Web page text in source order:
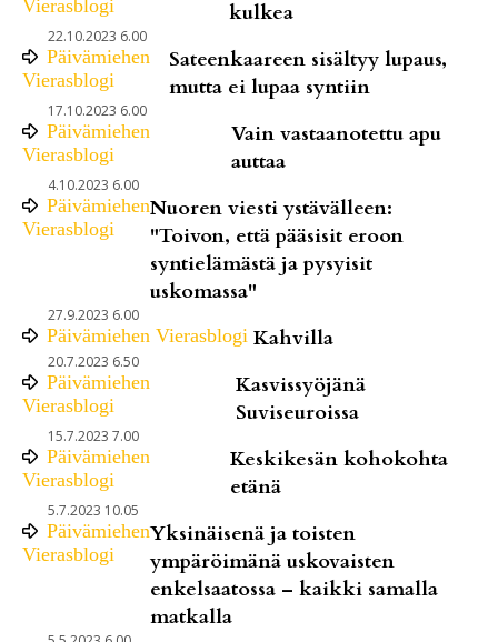
Vierasblogi
kulkea
22.10.2023 6.00
Päivämiehen
Vierasblogi
Sateenkaareen sisältyy lupaus,
mutta ei lupaa syntiin
17.10.2023 6.00
Päivämiehen
Vierasblogi
Vain vastaanotettu apu
auttaa
4.10.2023 6.00
Päivämiehen
Vierasblogi
Nuoren viesti ystävälleen:
"Toivon, että pääsisit eroon
syntielämästä ja pysyisit
uskomassa"
27.9.2023 6.00
Päivämiehen Vierasblogi Kahvilla
20.7.2023 6.50
Päivämiehen
Vierasblogi
Kasvissyöjänä
Suviseuroissa
15.7.2023 7.00
Päivämiehen
Vierasblogi
Keskikesän kohokohta
etänä
5.7.2023 10.05
Päivämiehen
Vierasblogi
Yksinäisenä ja toisten
ympäröimänä uskovaisten
enkelsaatossa – kaikki samalla
matkalla